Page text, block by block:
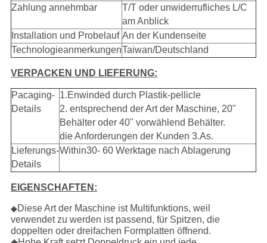
Zahlung annehmbar
T/T oder unwiderrufliches L/C
am Anblick
Installation und Probelauf An der Kundenseite
TechnologieanmerkungenTaiwan/Deutschland
VERPACKEN UND LIEFERUNG:
Pacaging-
Details
1.Enwinded durch Plastik-pellicle
2. entsprechend der Art der Maschine, 20"
Behälter oder 40" vorwählend Behälter.
die Anforderungen der Kunden 3.As.
Lieferungs-
Details
Within30- 60 Werktage nach Ablagerung
EIGENSCHAFTEN:
◆Diese Art der Maschine ist Multifunktions, weil
verwendet zu werden ist passend, für Spitzen, die
doppelten oder dreifachen Formplatten öffnend.